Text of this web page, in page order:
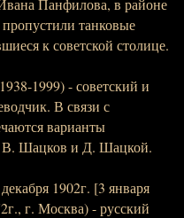
Панфилова, в районе
пропустили танковые
к советской столице.
1999) - советский и
В связи с
варианты
Шацков и Д. Шацкой.
1902г. [3 января
г. Москва) - русский